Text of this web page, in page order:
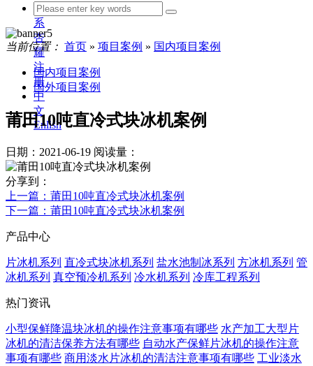
联
系
杏
耀
注
册
中
文
Enlish
当前位置： 首页 » 项目案例 » 国内项目案例
国内项目案例
国外项目案例
莆田10吨直冷式块冰机案例
日期：2021-06-19 阅读量：
分享到：
上一篇 ：莆田10吨直冷式块冰机案例
下一篇 ：莆田10吨直冷式块冰机案例
产品中心
片冰机系列 直冷式块冰机系列 盐水池制冰系列 方冰机系列 管
冰机系列 真空预冷机系列 冷水机系列 冷库工程系列
热门资讯
小型保鲜降温块冰机的操作注意事项有哪些 水产加工大型片
冰机的清洁保养方法有哪些 自动水产保鲜片冰机的操作注意
事项有哪些 商用淡水片冰机的清洁注意事项有哪些 工业淡水